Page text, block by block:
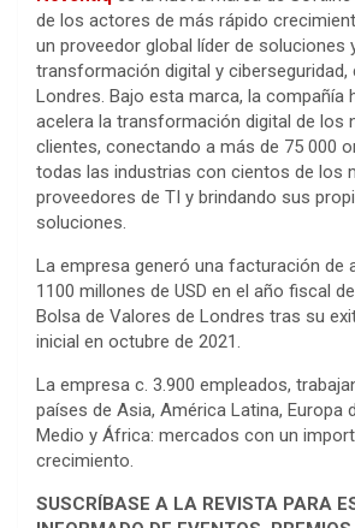
de los actores de más rápido
un proveedor global líder de soluciones
transformación digital y ciberseguridad,
Londres. Bajo esta marca, la compañía
acelera la transformación digital de los
clientes, conectando a más de 75 000
todas las industrias con cientos de los
proveedores de TI y brindando sus
soluciones.
La empresa generó una facturación de
1100 millones de USD en el año fiscal
Bolsa de Valores de Londres tras su
inicial en octubre de 2021.
La empresa c. 3.900 empleados,
países de Asia, América Latina, Europa
Medio y África: mercados con un
crecimiento.
SUSCRÍBASE A LA REVISTA PARA